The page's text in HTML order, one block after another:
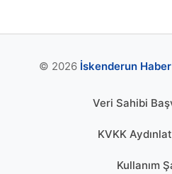
© 2026 İskenderun Haber
Veri Sahibi
KVKK
Kullanım